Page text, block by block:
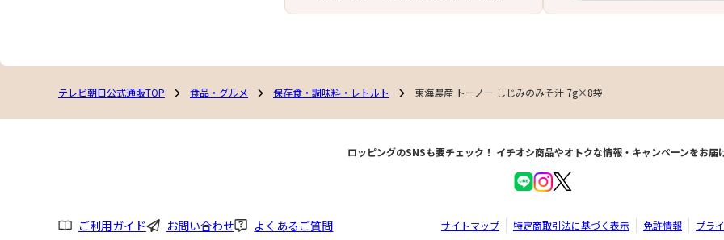
テレビ朝日公式通販TOP 食品・グルメ 保存食・調味料・レトルト 東海農産 トーノー しじみのみそ汁 7g×8袋
ロッピングのSNSも要チェック！ イチオシ商品やオトクな情報・キャンペーンをお届
ご利用ガイド お問い合わせ よくあるご質問 サイトマップ 特定商取引法に基づく表示 免許情報 プラ